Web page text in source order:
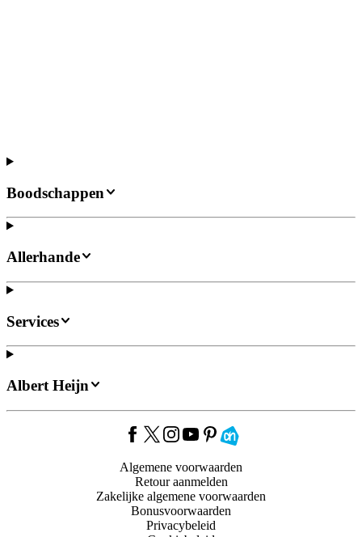
Boodschappen
Allerhande
Services
Albert Heijn
Algemene voorwaarden
Retour aanmelden
Zakelijke algemene voorwaarden
Bonusvoorwaarden
Privacybeleid